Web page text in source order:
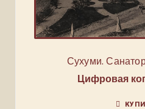
Сухуми.
Цифровая